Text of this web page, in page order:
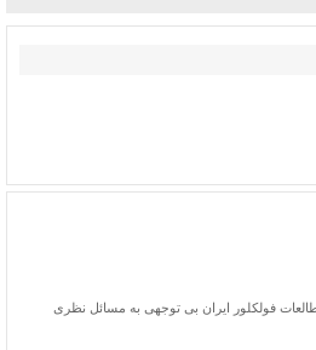
فولکلور ایران بی توجهی به مسائل نظری